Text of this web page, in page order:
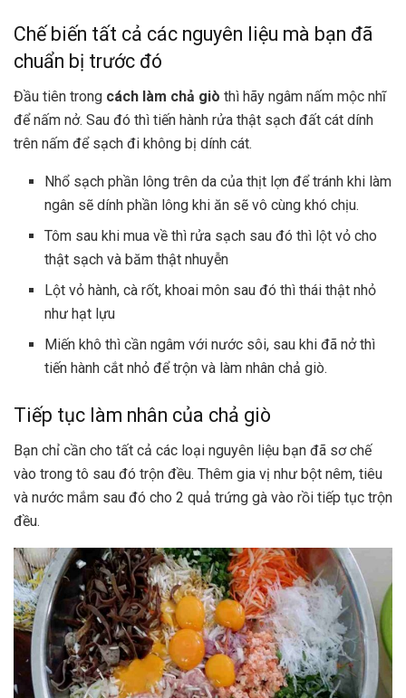
Chế biến tất cả các nguyên liệu mà bạn đã
chuẩn bị trước đó
Đầu tiên trong cách làm chả giò thì hãy ngâm nấm mộc nhĩ
để nấm nở. Sau đó thì tiến hành rửa thật sạch đất cát dính
trên nấm để sạch đi không bị dính cát.
Nhổ sạch phần lông trên da của thịt lợn để tránh khi làm
ngân sẽ dính phần lông khi ăn sẽ vô cùng khó chịu.
Tôm sau khi mua về thì rửa sạch sau đó thì lột vỏ cho
thật sạch và băm thật nhuyễn
Lột vỏ hành, cà rốt, khoai môn sau đó thì thái thật nhỏ
như hạt lựu
Miến khô thì cần ngâm với nước sôi, sau khi đã nở thì
tiến hành cắt nhỏ để trộn và làm nhân chả giò.
Tiếp tục làm nhân của chả giò
Bạn chỉ cần cho tất cả các loại nguyên liệu bạn đã sơ chế
vào trong tô sau đó trộn đều. Thêm gia vị như bột nêm, tiêu
và nước mắm sau đó cho 2 quả trứng gà vào rồi tiếp tục trộn
đều.